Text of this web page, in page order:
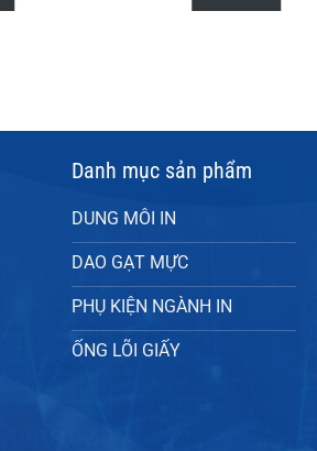
Danh mục sản phẩm
DUNG MÔI IN
DAO GẠT MỰC
PHỤ KIỆN NGÀNH IN
ỐNG LÕI GIẤY